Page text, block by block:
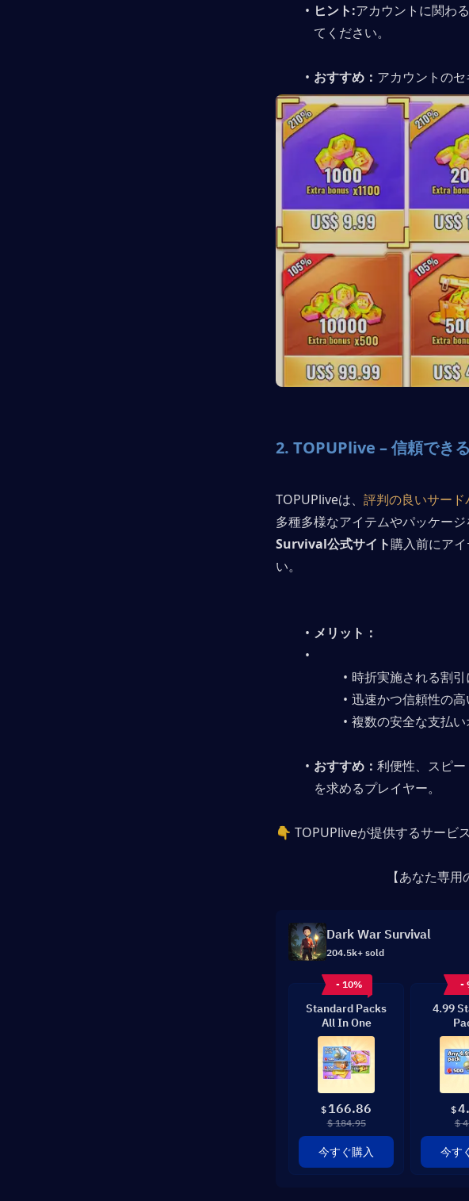
ヒント:アカウントに関わ
てください。
おすすめ： アカウントの
2. TOPUPlive – 信頼でき
TOPUPliveは、 評判の良いサード
多種多様なアイテムやパッケー
Survival公式サイト購入前にア
い。
メリット：
時折実施される割
迅速かつ信頼性の高
複数の安全な支払
おすすめ： 利便性、スピ
を求めるプレイヤー。
👇 TOPUPliveが提供するサービ
【あなた専
Dark War Survival
204.5k+ sold
- 10%
Standard Packs
All In One
$ 166.86
$ 184.95
今すぐ購入
-
4.99
$
$
今す